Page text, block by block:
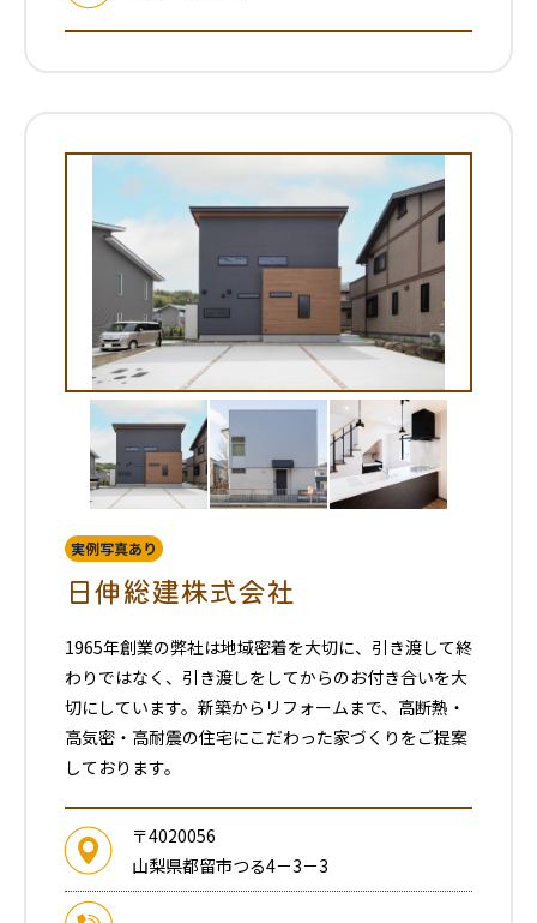
実例写真あり
日伸総建株式会社
1965年創業の弊社は地域密着を大切に、引き渡して終
わりではなく、引き渡しをしてからのお付き合いを大
切にしています。新築からリフォームまで、高断熱・
高気密・高耐震の住宅にこだわった家づくりをご提案
しております。
〒4020056
山梨県都留市つる4－3－3